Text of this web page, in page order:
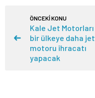
ÖNCEKİ KONU
Kale Jet Motorları
bir ülkeye daha jet
motoru ihracatı
yapacak